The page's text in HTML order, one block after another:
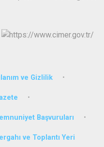
ve Gizlilik
Başvuruları
ve Toplantı Yeri